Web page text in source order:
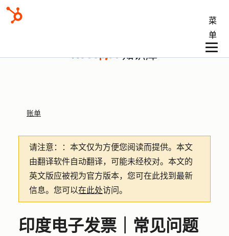
菜
单
知识库
账单
请注意： ：本文仅为方便您阅读而提供。 本文
由翻译软件自动翻译，可能未经校对。本文的
英文版应被视为官方版本，您可在此找到最新
信息。您可以在此处访问。
印度电子发票｜常见问题